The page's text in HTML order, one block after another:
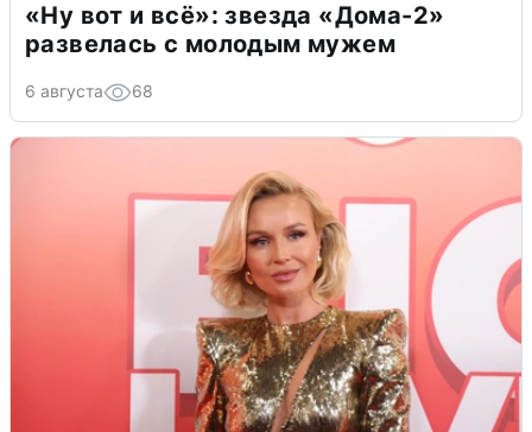
«Ну вот и всё»: звезда «Дома-2»
развелась с молодым мужем
6 августа 68